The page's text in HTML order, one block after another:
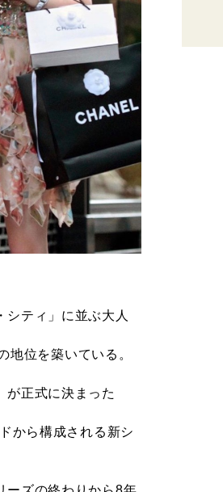
シティ」に並ぶ大人
位を築いている。
が正式に決まった
から構成される新シ